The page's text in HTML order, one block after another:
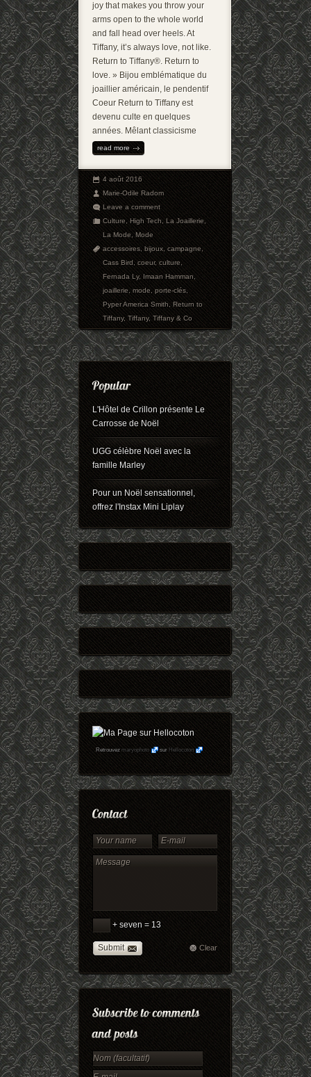
joy that makes you throw your
arms open to the whole world
and fall head over heels. At
Tiffany, it’s always love, not like.
Return to Tiffany®. Return to
love. » Bijou emblématique du
joaillier américain, le pendentif
Coeur Return to Tiffany est
devenu culte en quelques
années. Mêlant classicisme
read more
4 août 2016
Marie-Odile Radom
Leave a comment
Culture,High Tech,La Joaillerie,
La Mode,Mode
accessoires,bijoux,campagne,
Cass Bird,coeur,culture,
Fernada Ly,Imaan Hamman,
joaillerie,mode,porte-clés,
Pyper America Smith,Return to
Tiffany,Tiffany,Tiffany & Co
L'Hôtel de Crillon présente Le
Carrosse de Noël
UGG célèbre Noël avec la
famille Marley
Pour un Noël sensationnel,
offrez l'Instax Mini Liplay
Retrouvezmaryophoto surHellocoton
+ seven = 13
Submit Clear